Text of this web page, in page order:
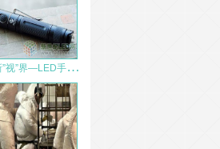
转
角新”视”界—LED手电ROFIS JR20详细评测